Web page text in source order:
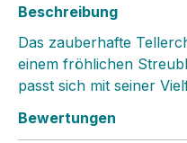
Beschreibung
Das zauberhafte
einem fröhlichen
passt sich mit seiner
Bewertungen